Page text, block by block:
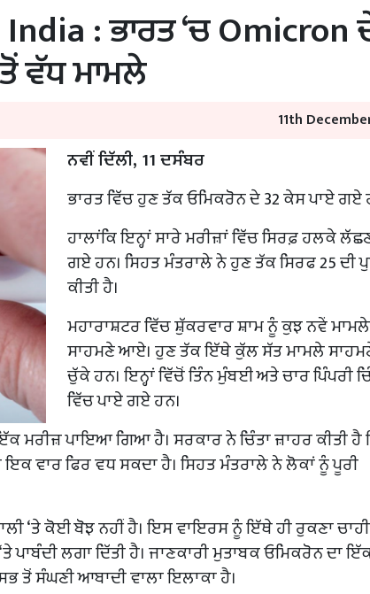
: ਭਾਰਤ ‘ਚ Omicron
ਵੱਧ ਮਾਮਲੇ
11th
ਨਵੀਂ ਦਿੱਲੀ, 11 ਦਸੰਬਰ
ਭਾਰਤ ਵਿੱਚ ਹੁਣ ਤੱਕ ਓਮਿਕਰੋਨ ਦੇ 32 ਕੇਸ ਪਾਏ ਗਏ
ਹਾਲਾਂਕਿ ਇਨ੍ਹਾਂ ਸਾਰੇ ਮਰੀਜ਼ਾਂ ਵਿੱਚ ਸਿਰਫ਼ ਹਲਕੇ
ਗਏ ਹਨ। ਸਿਹਤ ਮੰਤਰਾਲੇ ਨੇ ਹੁਣ ਤੱਕ ਸਿਰਫ 25 ਦੀ
ਕੀਤੀ ਹੈ।
ਮਹਾਰਾਸ਼ਟਰ ਵਿੱਚ ਸ਼ੁੱਕਰਵਾਰ ਸ਼ਾਮ ਨੂੰ ਕੁਝ ਨਵੇਂ ਮਾਮਲੇ
ਸਾਹਮਣੇ ਆਏ। ਹੁਣ ਤੱਕ ਇੱਥੇ ਕੁੱਲ ਸੱਤ ਮਾਮਲੇ
ਚੁੱਕੇ ਹਨ। ਇਨ੍ਹਾਂ ਵਿੱਚੋਂ ਤਿੰਨ ਮੁੰਬਈ ਅਤੇ ਚਾਰ ਪਿੰਪਰੀ
ਵਿੱਚ ਪਾਏ ਗਏ ਹਨ।
ਮਰੀਜ਼ ਪਾਇਆ ਗਿਆ ਹੈ। ਸਰਕਾਰ ਨੇ ਚਿੰਤਾ ਜ਼ਾਹਰ ਕੀਤੀ ਹੈ
ਇਕ ਵਾਰ ਫਿਰ ਵਧ ਸਕਦਾ ਹੈ। ਸਿਹਤ ਮੰਤਰਾਲੇ ਨੇ ਲੋਕਾਂ ਨੂੰ ਪੂਰੀ
‘ਤੇ ਕੋਈ ਬੋਝ ਨਹੀਂ ਹੈ। ਇਸ ਵਾਇਰਸ ਨੂੰ ਇੱਥੇ ਹੀ ਰੁਕਣਾ
ਲਗਾ ਦਿੱਤੀ ਹੈ। ਜਾਣਕਾਰੀ ਮੁਤਾਬਕ ਓਮਿਕਰੋਨ ਦਾ
ਤੋਂ ਸੰਘਣੀ ਆਬਾਦੀ ਵਾਲਾ ਇਲਾਕਾ ਹੈ।